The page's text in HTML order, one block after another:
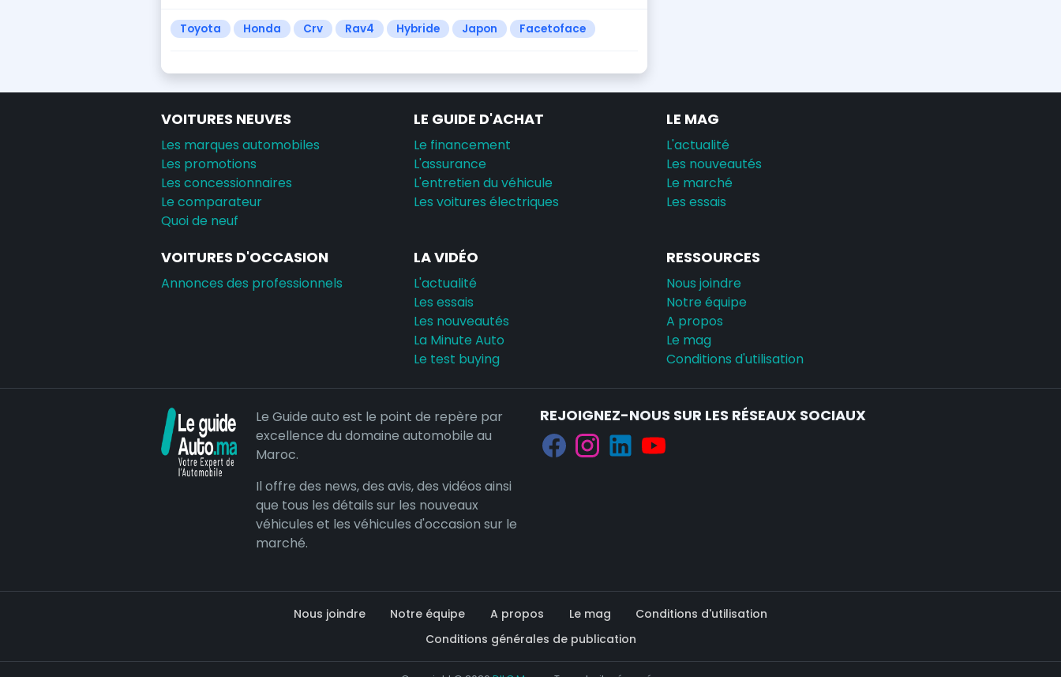
Toyota Honda Crv Rav4 Hybride Japon Facetoface
VOITURES NEUVES
Les marques automobiles
Les promotions
Les concessionnaires
Le comparateur
Quoi de neuf
LE GUIDE D'ACHAT
Le financement
L'assurance
L'entretien du véhicule
Les voitures électriques
LE MAG
L'actualité
Les nouveautés
Le marché
Les essais
VOITURES D'OCCASION
Annonces des professionnels
LA VIDÉO
L'actualité
Les essais
Les nouveautés
La Minute Auto
Le test buying
RESSOURCES
Nous joindre
Notre équipe
A propos
Le mag
Conditions d'utilisation
Le Guide auto est le point de repère par
excellence du domaine automobile au
Maroc.
Il offre des news, des avis, des vidéos ainsi
que tous les détails sur les nouveaux
véhicules et les véhicules d'occasion sur le
marché.
REJOIGNEZ-NOUS SUR LES RÉSEAUX SOCIAUX
Nous joindre Notre équipe A propos Le mag
Conditions d'utilisation
Conditions générales de publication